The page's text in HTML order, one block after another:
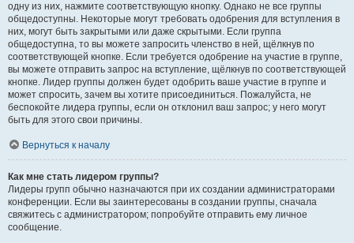
одну из них, нажмите соответствующую кнопку. Однако не все группы
общедоступны. Некоторые могут требовать одобрения для вступления в
них, могут быть закрытыми или даже скрытыми. Если группа
общедоступна, то вы можете запросить членство в ней, щёлкнув по
соответствующей кнопке. Если требуется одобрение на участие в группе,
вы можете отправить запрос на вступление, щёлкнув по соответствующей
кнопке. Лидер группы должен будет одобрить ваше участие в группе и
может спросить, зачем вы хотите присоединиться. Пожалуйста, не
беспокойте лидера группы, если он отклонил ваш запрос; у него могут
быть для этого свои причины.
Вернуться к началу
Как мне стать лидером группы?
Лидеры групп обычно назначаются при их создании администраторами
конференции. Если вы заинтересованы в создании группы, сначала
свяжитесь с администратором; попробуйте отправить ему личное
сообщение.